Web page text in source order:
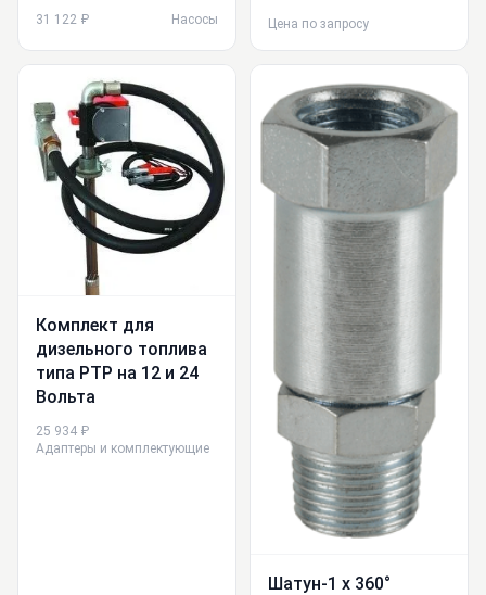
31 122 ₽ Насосы Цена по запросу
Комплект для
дизельного топлива
типа PTP на 12 и 24
Вольта
25 934 ₽
Адаптеры и комплектующие
Шатун-1 x 360°